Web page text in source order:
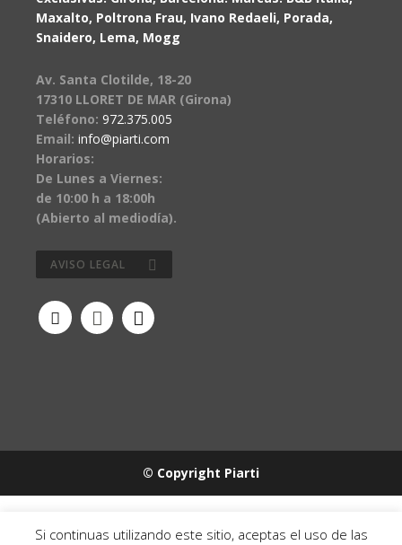
Maxalto, Poltrona Frau, Ivano Redaeli, Porada,
Snaidero, Lema, Mogg
Av. Santa Clotilde, 18-20
17310 LLORET DE MAR (Girona)
Teléfono: 972.375.005
Email: info@piarti.com
Horarios:
De Lunes a Viernes:
de 10:00 h a 18:00h
(Abierto al mediodía).
AVISO LEGAL
© Copyright Piarti
Si continuas utilizando este sitio, aceptas el uso de las